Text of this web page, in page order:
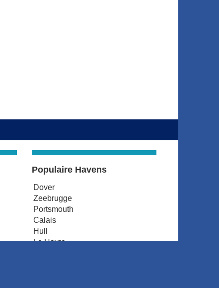
Populaire Havens
Dover
Zeebrugge
Portsmouth
Calais
Hull
Le Havre